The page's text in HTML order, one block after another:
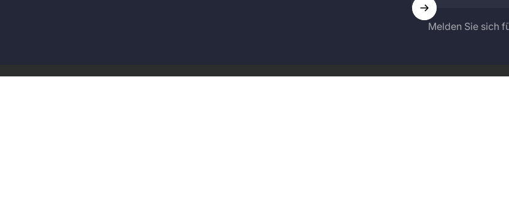
Melden Sie sich